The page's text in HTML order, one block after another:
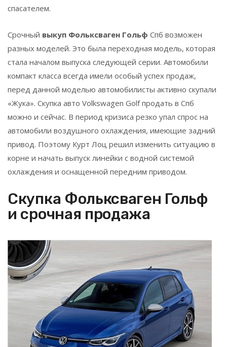
спасателем.
Срочный выкуп Фольксваген Гольф Спб возможен
разных моделей. Это была переходная модель, которая
стала началом выпуска следующей серии. Автомобили
компакт класса всегда имели особый успех продаж,
перед данной моделью автомобилисты активно скупали
«Жука». Скупка авто Volkswagen Golf продать в Спб
можно и сейчас. В период кризиса резко упал спрос на
автомобили воздушного охлаждения, имеющие задний
привод. Поэтому Курт Лоц решил изменить ситуацию в
корне и начать выпуск линейки с водной системой
охлаждения и оснащенной передним приводом.
Скупка Фольксваген Гольф
и срочная продажа